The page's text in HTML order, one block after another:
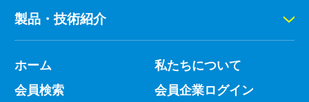
製品・技術紹介
ホーム
私たちについて
会員検索
会員企業ログイン